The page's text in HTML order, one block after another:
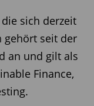
sich derzeit
gehört seit der
an und gilt als
Finance,